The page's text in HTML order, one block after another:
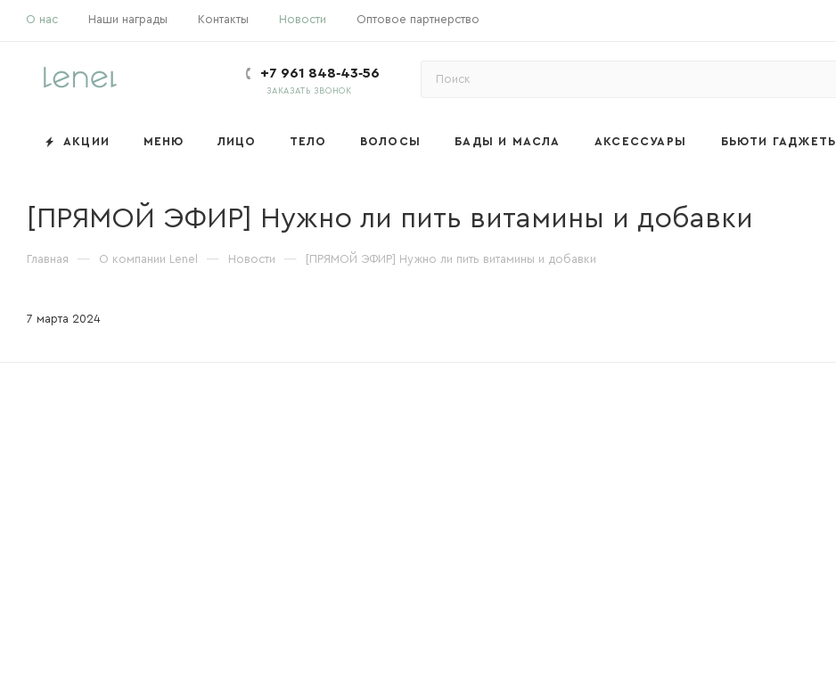
О нас Наши награды Контакты Новости Оптовое партнерство
+7 961 848‑43‑56
ЗАКАЗАТЬ ЗВОНОК
АКЦИИ МЕНЮ ЛИЦО ТЕЛО ВОЛОСЫ БАДЫ И МАСЛА АКСЕССУАРЫ БЬЮТИ ГАДЖЕТЫ
[ПРЯМОЙ ЭФИР] Нужно ли пить витамины и добавки
Главная — О компании Lenel — Новости — [ПРЯМОЙ ЭФИР] Нужно ли пить витамины и добавки
7 марта 2024